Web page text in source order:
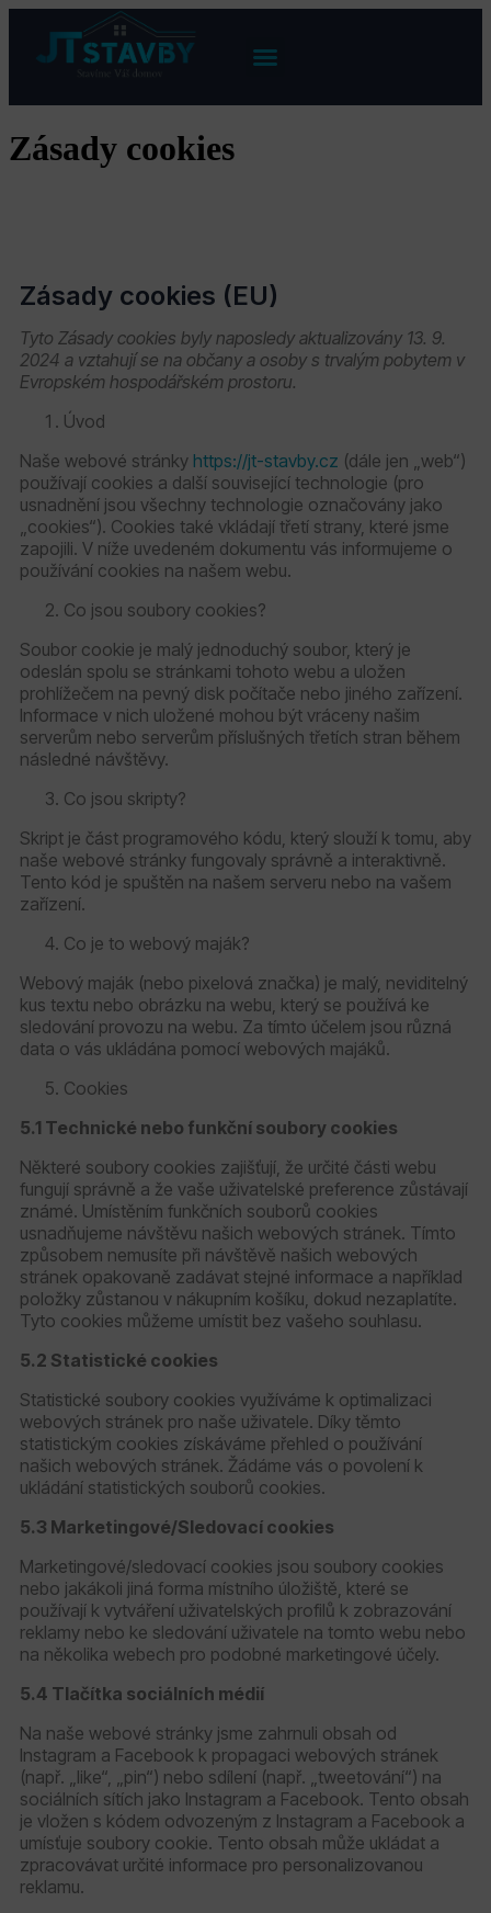
Zásady cookies
Zásady cookies (EU)
Tyto Zásady cookies byly naposledy aktualizovány 13. 9.
2024 a vztahují se na občany a osoby s trvalým pobytem v
Evropském hospodářském prostoru.
Úvod
Naše webové stránky https://jt-stavby.cz (dále jen „web“)
používají cookies a další související technologie (pro
usnadnění jsou všechny technologie označovány jako
„cookies“). Cookies také vkládají třetí strany, které jsme
zapojili. V níže uvedeném dokumentu vás informujeme o
používání cookies na našem webu.
Co jsou soubory cookies?
Soubor cookie je malý jednoduchý soubor, který je
odeslán spolu se stránkami tohoto webu a uložen
prohlížečem na pevný disk počítače nebo jiného zařízení.
Informace v nich uložené mohou být vráceny našim
serverům nebo serverům příslušných třetích stran během
následné návštěvy.
Co jsou skripty?
Skript je část programového kódu, který slouží k tomu, aby
naše webové stránky fungovaly správně a interaktivně.
Tento kód je spuštěn na našem serveru nebo na vašem
zařízení.
Co je to webový maják?
Webový maják (nebo pixelová značka) je malý, neviditelný
kus textu nebo obrázku na webu, který se používá ke
sledování provozu na webu. Za tímto účelem jsou různá
data o vás ukládána pomocí webových majáků.
Cookies
5.1 Technické nebo funkční soubory cookies
Některé soubory cookies zajišťují, že určité části webu
fungují správně a že vaše uživatelské preference zůstávají
známé. Umístěním funkčních souborů cookies
usnadňujeme návštěvu našich webových stránek. Tímto
způsobem nemusíte při návštěvě našich webových
stránek opakovaně zadávat stejné informace a například
položky zůstanou v nákupním košíku, dokud nezaplatíte.
Tyto cookies můžeme umístit bez vašeho souhlasu.
5.2 Statistické cookies
Statistické soubory cookies využíváme k optimalizaci
webových stránek pro naše uživatele. Díky těmto
statistickým cookies získáváme přehled o používání
našich webových stránek. Žádáme vás o povolení k
ukládání statistických souborů cookies.
5.3 Marketingové/Sledovací cookies
Marketingové/sledovací cookies jsou soubory cookies
nebo jakákoli jiná forma místního úložiště, které se
používají k vytváření uživatelských profilů k zobrazování
reklamy nebo ke sledování uživatele na tomto webu nebo
na několika webech pro podobné marketingové účely.
5.4 Tlačítka sociálních médií
Na naše webové stránky jsme zahrnuli obsah od
Instagram a Facebook k propagaci webových stránek
(např. „like“, „pin“) nebo sdílení (např. „tweetování“) na
sociálních sítích jako Instagram a Facebook. Tento obsah
je vložen s kódem odvozeným z Instagram a Facebook a
umísťuje soubory cookie. Tento obsah může ukládat a
zpracovávat určité informace pro personalizovanou
reklamu.